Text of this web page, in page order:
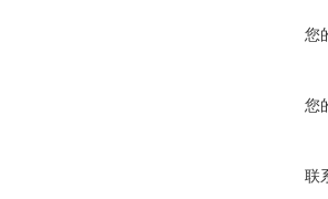
您
您
联